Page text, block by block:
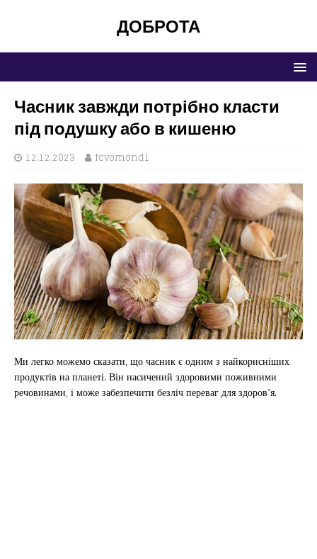
ДОБРОТА
Часник завжди потрібно класти
під подушку або в кишеню
12.12.2023 fcvomond1
Ми легко можемо сказати, що часник є одним з найкорисніших
продуктів на планеті. Він насичений здоровими поживними
речовинами, і може забезпечити безліч переваг для здоров’я.